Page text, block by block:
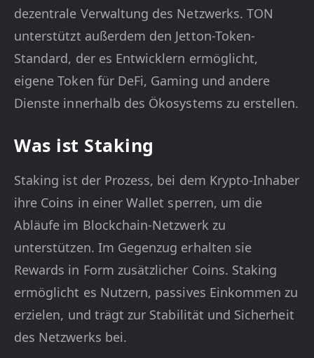
dezentrale Verwaltung des Netzwerks. TON
unterstützt außerdem den Jetton-Token-
Standard, der es Entwicklern ermöglicht,
eigene Token für DeFi, Gaming und andere
Dienste innerhalb des Ökosystems zu erstellen.
Was ist Staking
Staking ist der Prozess, bei dem Krypto-Inhaber
ihre Coins in einer Wallet sperren, um die
Abläufe im Blockchain-Netzwerk zu
unterstützen. Im Gegenzug erhalten sie
Rewards in Form zusätzlicher Coins. Staking
ermöglicht es Nutzern, passives Einkommen zu
erzielen, und trägt zur Stabilität und Sicherheit
des Netzwerks bei.